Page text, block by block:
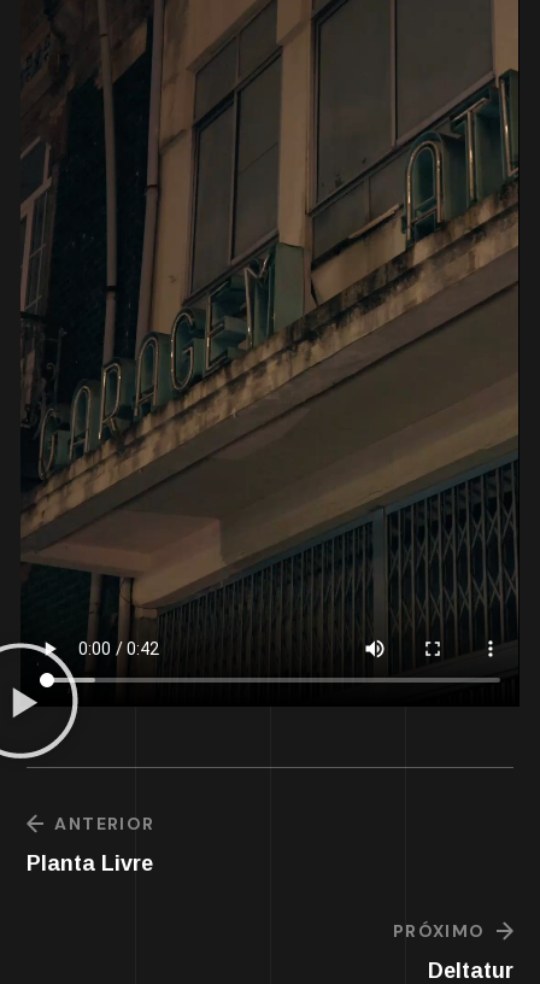
ANTERIOR
Planta Livre
PRÓXIMO
Deltatur